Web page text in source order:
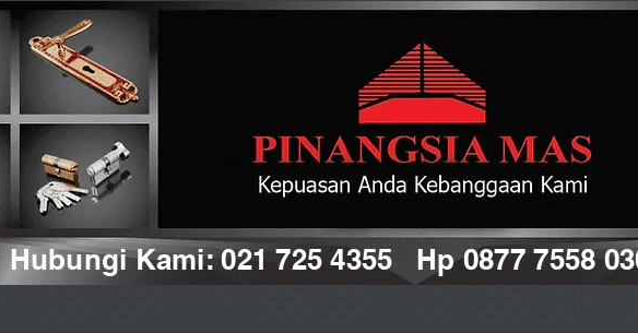
Hubungi Kami: 021 725 4355 Hp 0877 7558